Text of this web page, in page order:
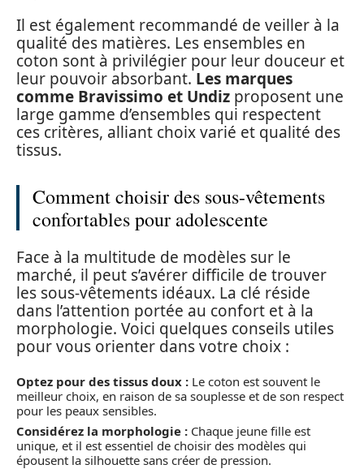
Il est également recommandé de veiller à la
qualité des matières. Les ensembles en
coton sont à privilégier pour leur douceur et
leur pouvoir absorbant. Les marques
comme Bravissimo et Undiz proposent une
large gamme d’ensembles qui respectent
ces critères, alliant choix varié et qualité des
tissus.
Comment choisir des sous-vêtements
confortables pour adolescente
Face à la multitude de modèles sur le
marché, il peut s’avérer difficile de trouver
les sous-vêtements idéaux. La clé réside
dans l’attention portée au confort et à la
morphologie. Voici quelques conseils utiles
pour vous orienter dans votre choix :
Optez pour des tissus doux : Le coton est souvent le
meilleur choix, en raison de sa souplesse et de son respect
pour les peaux sensibles.
Considérez la morphologie : Chaque jeune fille est
unique, et il est essentiel de choisir des modèles qui
épousent la silhouette sans créer de pression.